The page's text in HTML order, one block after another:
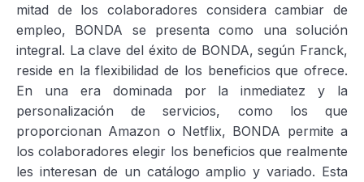
mitad de los colaboradores considera cambiar de
empleo, BONDA se presenta como una solución
integral. La clave del éxito de BONDA, según Franck,
reside en la flexibilidad de los beneficios que ofrece.
En una era dominada por la inmediatez y la
personalización de servicios, como los que
proporcionan Amazon o Netflix, BONDA permite a
los colaboradores elegir los beneficios que realmente
les interesan de un catálogo amplio y variado. Esta